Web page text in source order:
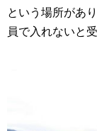
という場所があ
員で入れないと